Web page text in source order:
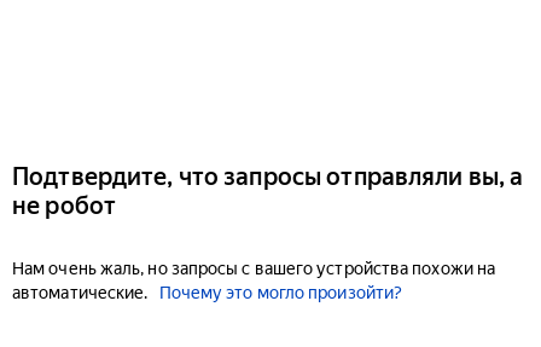
Подтвердите, что запросы отправляли вы, а
не робот
Нам очень жаль, но запросы с вашего устройства похожи на
автоматические.
Почему это могло произойти?